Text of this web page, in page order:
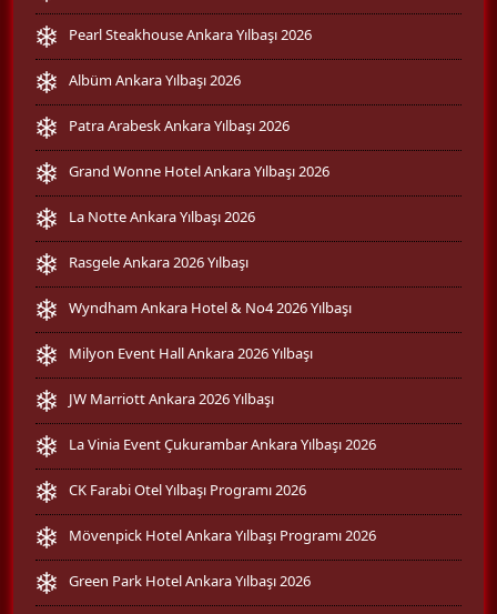
Pearl Steakhouse Ankara Yılbaşı 2026
Albüm Ankara Yılbaşı 2026
Patra Arabesk Ankara Yılbaşı 2026
Grand Wonne Hotel Ankara Yılbaşı 2026
La Notte Ankara Yılbaşı 2026
Rasgele Ankara 2026 Yılbaşı
Wyndham Ankara Hotel & No4 2026 Yılbaşı
Milyon Event Hall Ankara 2026 Yılbaşı
JW Marriott Ankara 2026 Yılbaşı
La Vinia Event Çukurambar Ankara Yılbaşı 2026
CK Farabi Otel Yılbaşı Programı 2026
Mövenpick Hotel Ankara Yılbaşı Programı 2026
Green Park Hotel Ankara Yılbaşı 2026